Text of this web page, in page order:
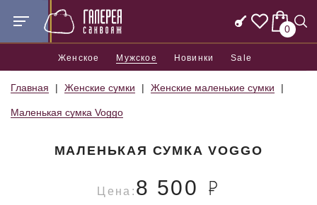
0
Женское Мужское Новинки Sale
Главная Женские сумки Женские маленькие сумки
Маленькая сумка Voggo
МАЛЕНЬКАЯ СУМКА VOGGO
Цена: 8 500